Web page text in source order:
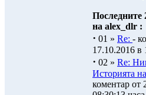
Последните
на alex_dlr :
· 01 » Re: -
17.10.2016 в
· 02 » Re:
Историята
коментар от